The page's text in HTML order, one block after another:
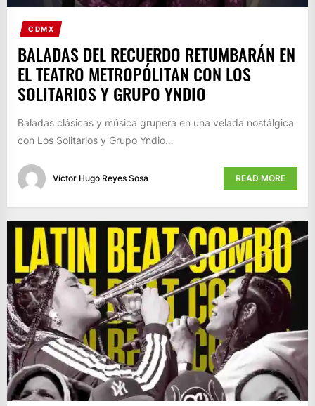
CDMX
BALADAS DEL RECUERDO RETUMBARÁN EN
EL TEATRO METROPÓLITAN CON LOS
SOLITARIOS Y GRUPO YNDIO
Baladas clásicas y música grupera en una velada nostálgica
con Los Solitarios y Grupo Yndio…
Víctor Hugo Reyes Sosa READ MORE